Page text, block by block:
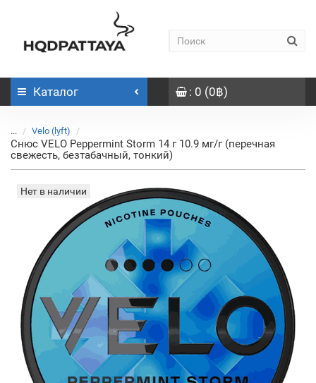
Каталог : 0 (0฿)
... Velo (lyft)
Снюс VELO Peppermint Storm 14 г 10.9 мг/г (перечная
свежесть, безтабачный, тонкий)
Нет в наличии